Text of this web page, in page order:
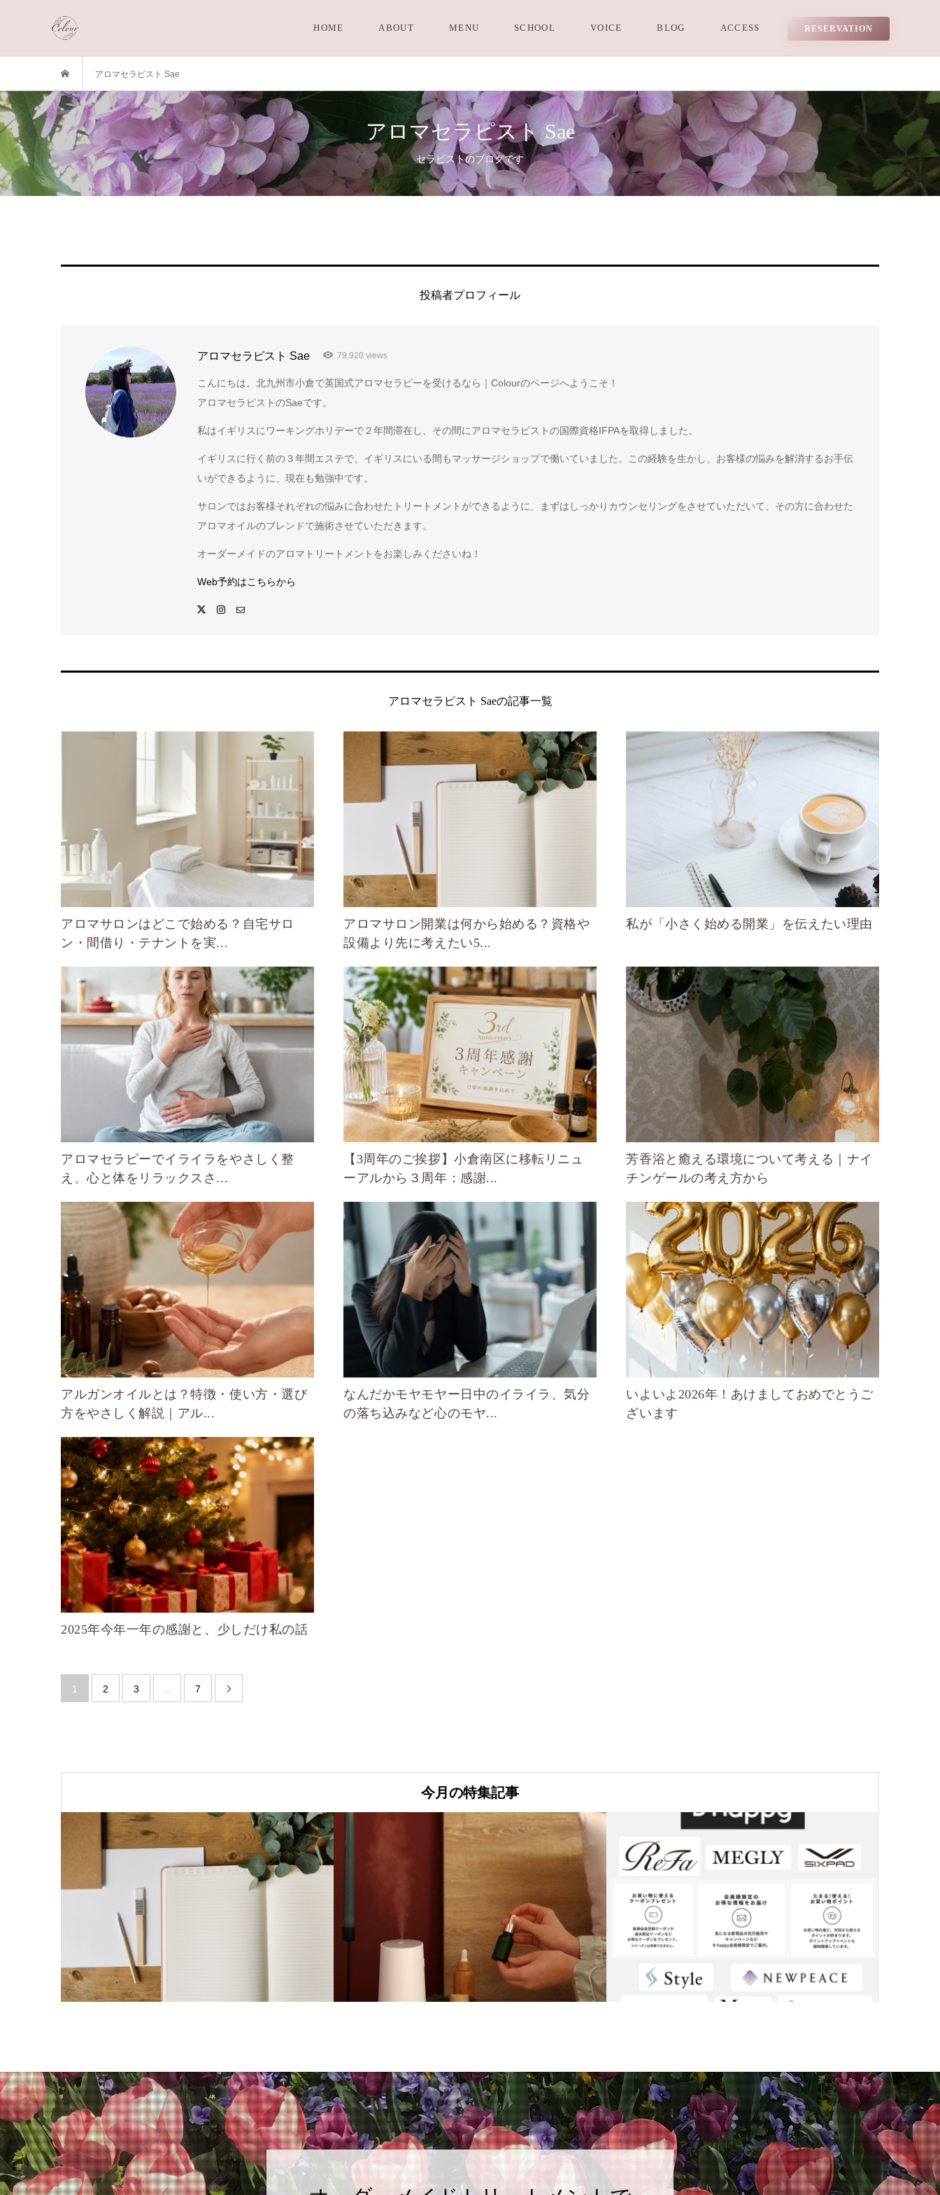
HOME ABOUT MENU SCHOOL VOICE BLOG ACCESS RESERVATION
アロマセラピスト Sae
アロマセラピスト Sae
セラピストのブログです
投稿者プロフィール
アロマセラピスト Sae 79,920 views
こんにちは。北九州市小倉で英国式アロマセラピーを受けるなら｜Colourのページへようこそ！
アロマセラピストのSaeです。
私はイギリスにワーキングホリデーで２年間滞在し、その間にアロマセラピストの国際資格IFPAを取得しました。
イギリスに行く前の３年間エステで、イギリスにいる間もマッサージショップで働いていました。この経験を生かし、お客様の悩みを解消するお手伝
いができるように、現在も勉強中です。
サロンではお客様それぞれの悩みに合わせたトリートメントができるように、まずはしっかりカウンセリングをさせていただいて、その方に合わせた
アロマオイルのブレンドで施術させていただきます。
オーダーメイドのアロマトリートメントをお楽しみくださいね！
Web予約はこちらから
アロマセラピスト Saeの記事一覧
アロマサロンはどこで始める？自宅サロ
ン・間借り・テナントを実...
アロマサロン開業は何から始める？資格や
設備より先に考えたい5...
私が「小さく始める開業」を伝えたい理由
アロマセラピーでイライラをやさしく整
え、心と体をリラックスさ...
【3周年のご挨拶】小倉南区に移転リニュ
ーアルから３周年：感謝...
芳香浴と癒える環境について考える｜ナイ
チンゲールの考え方から
アルガンオイルとは？特徴・使い方・選び
方をやさしく解説｜アル...
なんだかモヤモヤー日中のイライラ、気分
の落ち込みなど心のモヤ...
いよいよ2026年！あけましておめでとうご
ざいます
2025年今年一年の感謝と、少しだけ私の話
1 2 3 7 
今月の特集記事